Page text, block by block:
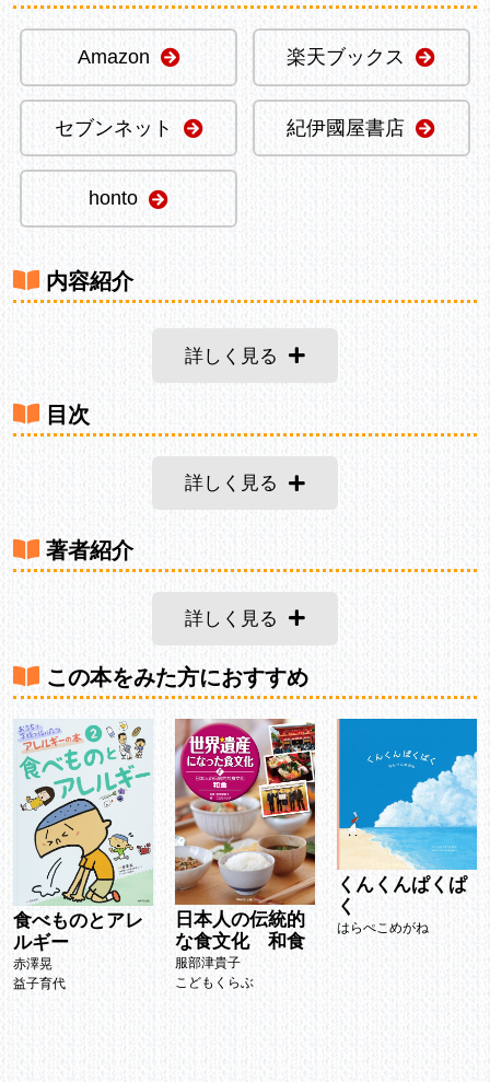
Amazon 楽天ブックス
セブンネット 紀伊國屋書店
honto
内容紹介
詳しく見る
目次
詳しく見る
著者紹介
詳しく見る
この本をみた方におすすめ
食べものとアレ
ルギー
赤澤晃
益子育代
日本人の伝統的
な食文化 和食
服部津貴子
こどもくらぶ
くんくんぱくぱ
く
はらぺこめがね